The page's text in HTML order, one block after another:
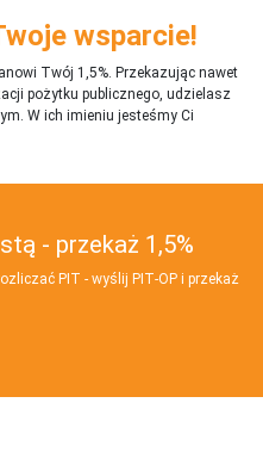
wsparcie!
Twój 1,5%. Przekazując nawet
pożytku publicznego, udzielasz
W ich imieniu jesteśmy Ci
- przekaż 1,5%
PIT - wyślij PIT‑OP i przekaż